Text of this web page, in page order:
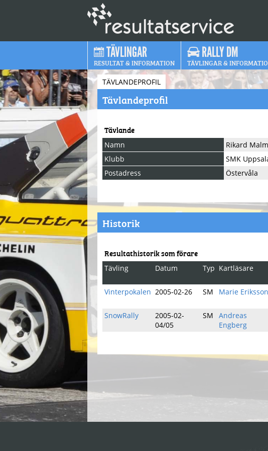
TÄVLINGAR
RESULTAT & INFORMATION
RALLY DM
TÄVLINGAR &
TÄVLANDEPROFIL
Tävlandeprofil
Tävlande
Namn
Rikard
Klubb
SMK
Postadress
Östervåla
Historik
Resultathistorik som förare
Tävling Datum Typ Kartläsare
Vinterpokalen 2005-02-26 SM Marie Eriksson
SnowRally
2005-02-
04/05
SM
Andreas
Engberg